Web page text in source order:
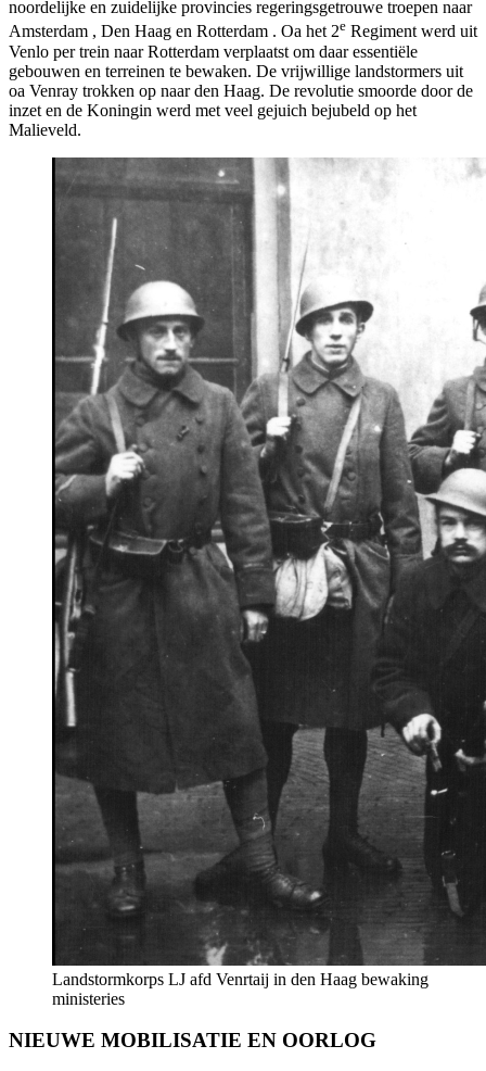
noordelijke en zuidelijke provincies regeringsgetrouwe troepen naar
Amsterdam , Den Haag en Rotterdam . Oa het 2e Regiment werd uit
Venlo per trein naar Rotterdam verplaatst om daar essentiële
gebouwen en terreinen te bewaken. De vrijwillige landstormers uit
oa Venray trokken op naar den Haag. De revolutie smoorde door de
inzet en de Koningin werd met veel gejuich bejubeld op het
Malieveld.
Landstormkorps LJ afd Venrtaij in den Haag bewaking
ministeries
NIEUWE MOBILISATIE EN OORLOG